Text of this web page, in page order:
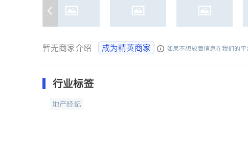
暂无商家介绍 成为精英商家 如果不想放置信息在我们的
行业标签
地产经纪